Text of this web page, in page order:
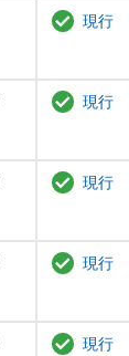
現行
現行
現行
現行
現行